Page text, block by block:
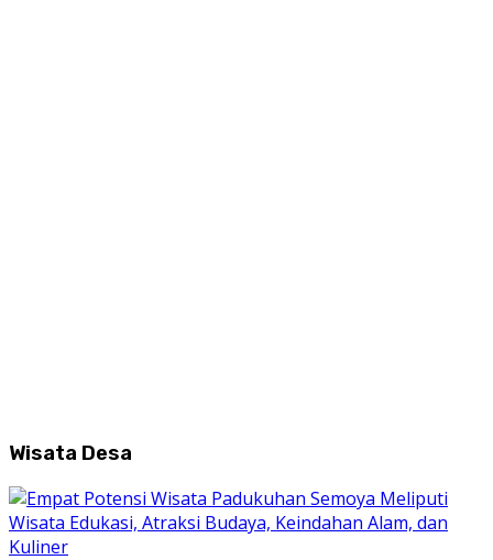
Wisata Desa